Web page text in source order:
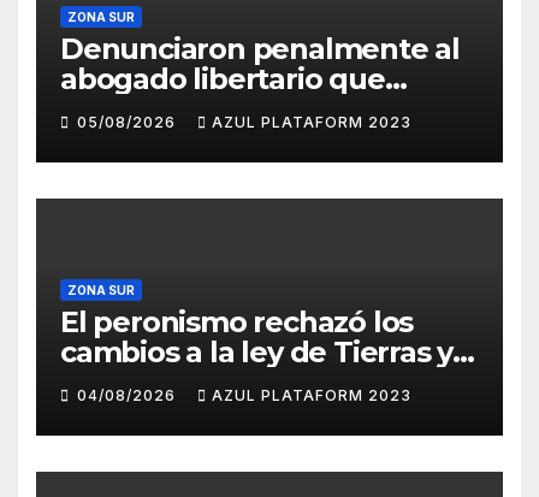
ZONA SUR
Denunciaron penalmente al
abogado libertario que
propuso tirar napalm sobre
el Gran Buenos Aires
05/08/2026 AZUL PLATAFORM 2023
ZONA SUR
El peronismo rechazó los
cambios a la ley de Tierras y
convocó a movilizarse el
jueves en contra del
Gobierno
04/08/2026 AZUL PLATAFORM 2023